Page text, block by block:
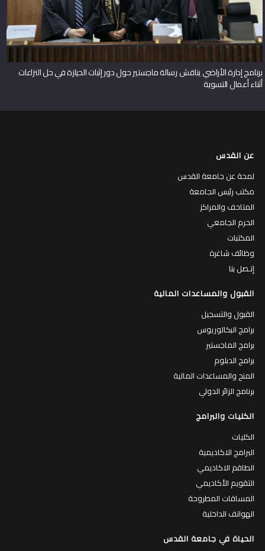
برنامج إدارة الأراضي يناقش رسالة ماجستير حول دور إثبات الحيازة في حل النزاعات
أثناء أعمال التسوية
عن القدس
لمحة عن جامعة القدس
مكتب رئيس الجامعة
المتاحف والمراكز
الحرم الجامعي
المكتبات
وظائف شاغرة
إتـصل بنا
القبول والمساعدات المالية
القبول والتسجيل
برامج البكالوريوس
برامج الماجستير
برامج الدبلوم
المنح والمساعدات المالية
برنامج الزائر الدولي
الكليات والبرامج
الكليات
البرامج الاكاديمية
الطاقم الاكاديمي
التقويم الأكاديمي
المساقات المطروحة
الهواتف الداخلية
الحياة في جامعة القدس